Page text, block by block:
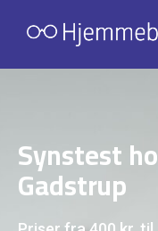
Synstest
Gadstrup